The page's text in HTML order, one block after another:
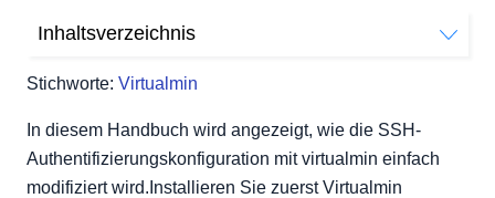
Stichworte: Virtualmin
Inhaltsverzeichnis
mit Virtualmin?
In diesem Handbuch wird angezeigt, wie die SSH-
Authentifizierungskonfiguration mit virtualmin einfach
modifiziert wird.Installieren Sie zuerst Virtualmin